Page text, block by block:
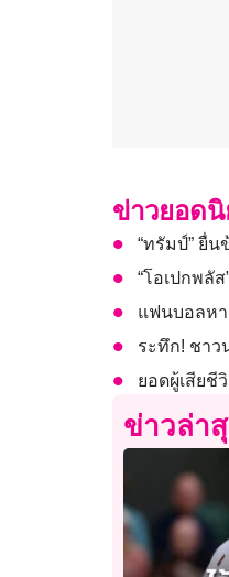
ข่าวยอด
“ทรัมป์” ยื่
“โอเปกพลั
แฟนบอลหา
ระทึก! ชาว
ยอดผู้เสียชี
ข่าวล่า